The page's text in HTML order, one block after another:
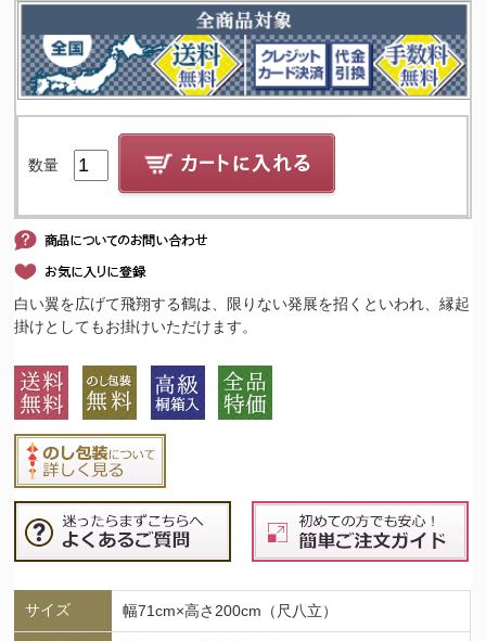
数量
白い翼を広げて飛翔する鶴は、限りない発展を招くといわれ、縁起
掛けとしてもお掛けいただけます。
サイズ 幅71cm×高さ200cm（尺八立）